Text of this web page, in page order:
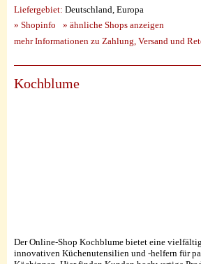
Liefergebiet: Deutschland, Europa
» Shopinfo
» ähnliche Shops anzeigen
mehr Informationen zu Zahlung, Versand und
Kochblume
Der Online-Shop Kochblume bietet eine
innovativen Küchenutensilien und -helfern für